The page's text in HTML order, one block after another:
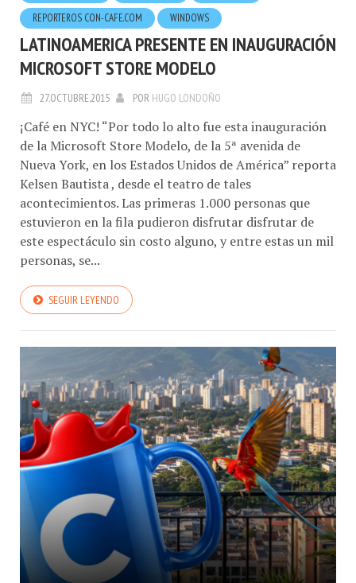
REPORTEROS CON-CAFE.COM
WINDOWS
LATINOAMERICA PRESENTE EN INAUGURACIÓN
MICROSOFT STORE MODELO
27.OCTUBRE.2015 POR HUGO LONDOÑO
¡Café en NYC! “Por todo lo alto fue esta inauguración
de la Microsoft Store Modelo, de la 5ª avenida de
Nueva York, en los Estados Unidos de América” reporta
Kelsen Bautista , desde el teatro de tales
acontecimientos. Las primeras 1.000 personas que
estuvieron en la fila pudieron disfrutar disfrutar de
este espectáculo sin costo alguno, y entre estas un mil
personas, se...
SEGUIR LEYENDO